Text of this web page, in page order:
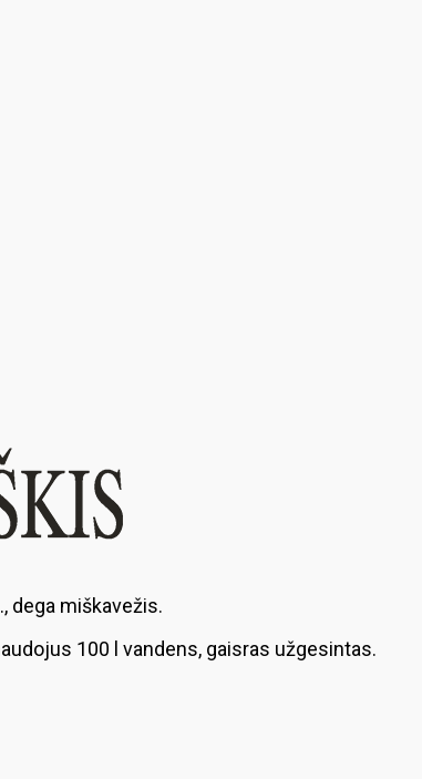
dega miškavežis.
100 l vandens, gaisras užgesintas.